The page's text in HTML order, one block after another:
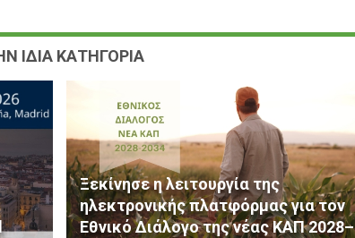
ΙΔΙΑ ΚΑΤΗΓΟΡΙΑ
Ξεκίνησε η λειτουργία της
ηλεκτρονικής πλατφόρμας για τον
Εθνικό Διάλογο της νέας ΚΑΠ 2028–